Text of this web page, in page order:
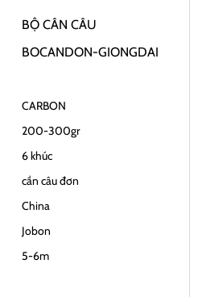
BỘ CÂN CÂU
BOCANDON-GIONGDAI
CARBON
200-300gr
6 khúc
cần câu đơn
China
Jobon
5-6m